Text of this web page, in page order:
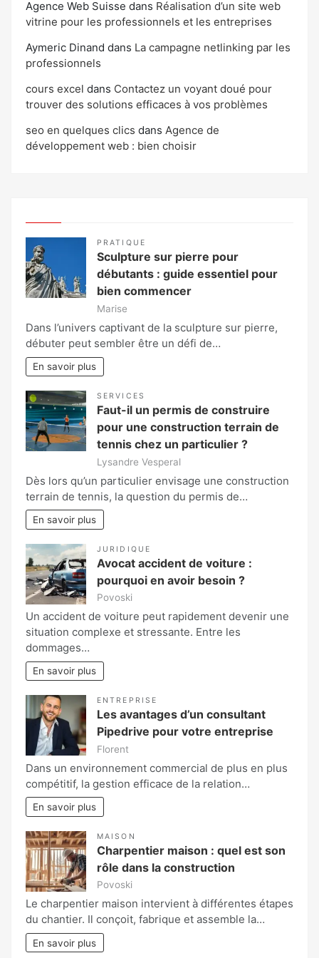
Agence Web Suisse dans Réalisation d’un site web
vitrine pour les professionnels et les entreprises
Aymeric Dinand dans La campagne netlinking par les
professionnels
cours excel dans Contactez un voyant doué pour
trouver des solutions efficaces à vos problèmes
seo en quelques clics dans Agence de
développement web : bien choisir
PRATIQUE
Sculpture sur pierre pour
débutants : guide essentiel pour
bien commencer
Marise
Dans l’univers captivant de la sculpture sur pierre,
débuter peut sembler être un défi de…
En savoir plus
SERVICES
Faut-il un permis de construire
pour une construction terrain de
tennis chez un particulier ?
Lysandre Vesperal
Dès lors qu’un particulier envisage une construction
terrain de tennis, la question du permis de…
En savoir plus
JURIDIQUE
Avocat accident de voiture :
pourquoi en avoir besoin ?
Povoski
Un accident de voiture peut rapidement devenir une
situation complexe et stressante. Entre les
dommages…
En savoir plus
ENTREPRISE
Les avantages d’un consultant
Pipedrive pour votre entreprise
Florent
Dans un environnement commercial de plus en plus
compétitif, la gestion efficace de la relation…
En savoir plus
MAISON
Charpentier maison : quel est son
rôle dans la construction
Povoski
Le charpentier maison intervient à différentes étapes
du chantier. Il conçoit, fabrique et assemble la…
En savoir plus